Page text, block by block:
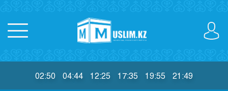
02:50 04:44 12:25 17:35 19:55 21:49